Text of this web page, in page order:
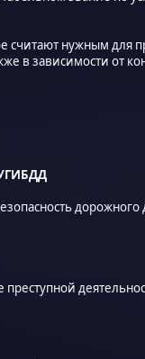
считают нужным для
в зависимости от